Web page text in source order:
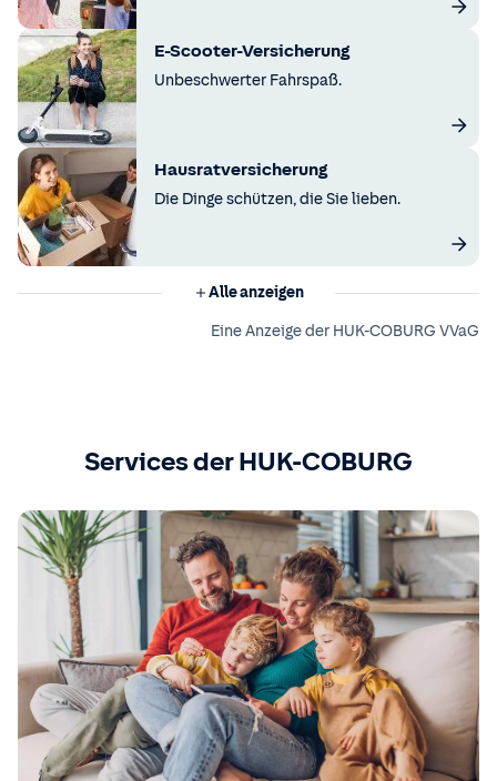
E-Scooter-Versicherung
Unbeschwerter Fahrspaß.
Hausratversicherung
Die Dinge schützen, die Sie lieben.
Alle anzeigen
Eine Anzeige der HUK-COBURG VVaG
Services der HUK-COBURG